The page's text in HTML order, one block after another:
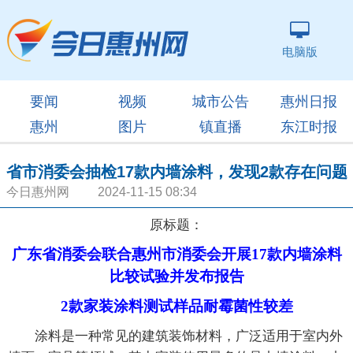
电脑版
要闻 视频 城市公告
惠州日报
惠州
图片 镇直播 东江时报
省市消委会抽检17款内墙涂料，发现2款存在问题
今日惠州网 2024-11-15 08:34
原标题：
广东省消委会联合惠州市消委会开展17款内墙涂料
比较试验并发布报告
2款家装涂料测试样品耐霉菌性较差
涂料是一种常见的建筑装饰材料，广泛适用于室内外